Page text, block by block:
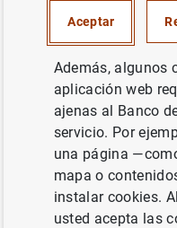
El blog del Banco de
sociedad el trabajo de
formato y un lenguaje
blog está enfocado en
análisis sobre temas
para la ciudadanía
del Banco de España.
Aceptar
Además, algunos
aplicación web
ajenas al Banco
servicio. Por
una página
mapa o
instalar cookies.
usted acepta las